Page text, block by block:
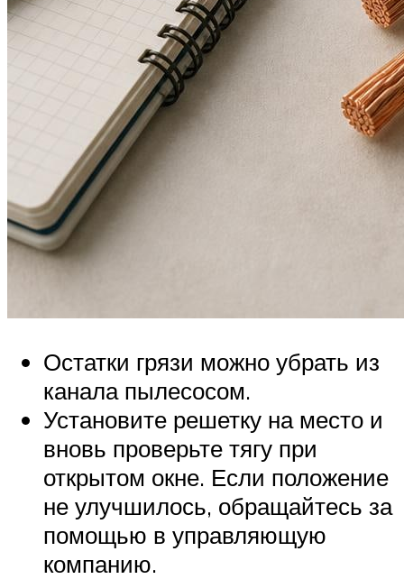
Остатки грязи можно убрать из
канала пылесосом.
Установите решетку на место и
вновь проверьте тягу при
открытом окне. Если положение
не улучшилось, обращайтесь за
помощью в управляющую
компанию.